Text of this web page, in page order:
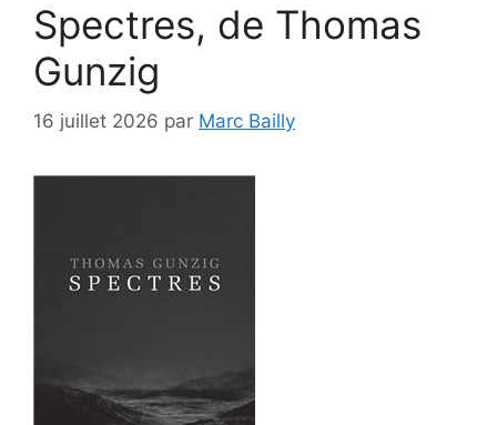
Spectres, de Thomas
Gunzig
16 juillet 2026 par Marc Bailly